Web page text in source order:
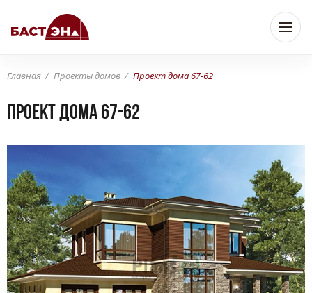
Главная Проекты домов Проект дома 67-62
Проект дома 67-62